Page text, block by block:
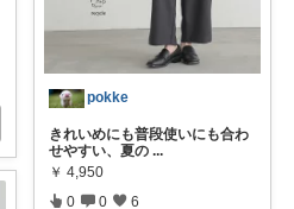
pokke
きれいめにも普段使いにも合わ
せやすい、夏の ...
￥ 4,950
0 0 6